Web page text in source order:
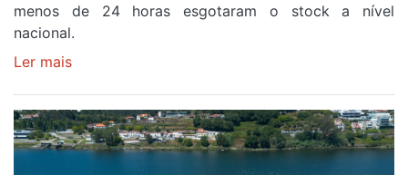
menos de 24 horas esgotaram o stock a nível
nacional.
Ler mais
gratuitos
para
observar